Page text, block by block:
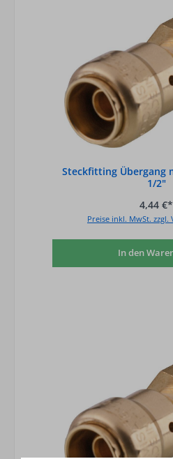
Steckfitting Übergang
1/2"
4,44 €*
Preise inkl. MwSt. zzgl.
In den